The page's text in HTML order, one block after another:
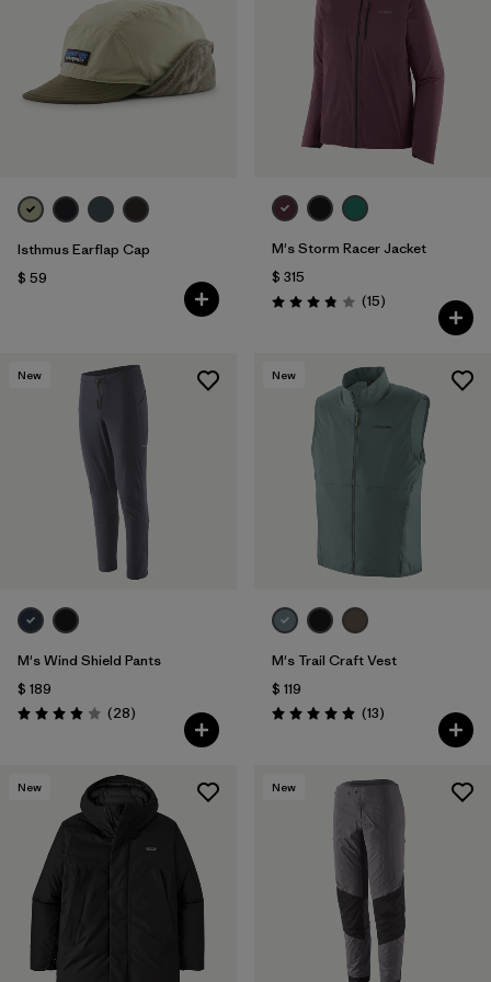
Isthmus Earflap Cap
$ 59
M's Storm Racer Jacket
$ 315
Valoración: 3.9 / 5
(15Comentarios
)
New
M's Wind Shield Pants
$ 189
Valoración: 3.9 / 5
(28Comentarios
)
New
M's Trail Craft Vest
$ 119
Valoración: 4.9 / 5
(13Comentarios
)
New New